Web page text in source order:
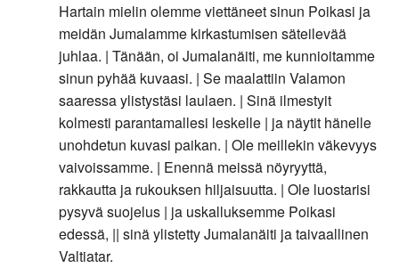
Hartain mielin olemme viettäneet sinun Poikasi ja
meidän Jumalamme kirkastumisen säteilevää
juhlaa. | Tänään, oi Jumalanäiti, me kunnioitamme
sinun pyhää kuvaasi. | Se maalattiin Valamon
saaressa ylistystäsi laulaen. | Sinä ilmestyit
kolmesti parantamallesi leskelle | ja näytit hänelle
unohdetun kuvasi paikan. | Ole meillekin väkevyys
vaivoissamme. | Enennä meissä nöyryyttä,
rakkautta ja rukouksen hiljaisuutta. | Ole luostarisi
pysyvä suojelus | ja uskalluksemme Poikasi
edessä, || sinä ylistetty Jumalanäiti ja taivaallinen
Valtiatar.